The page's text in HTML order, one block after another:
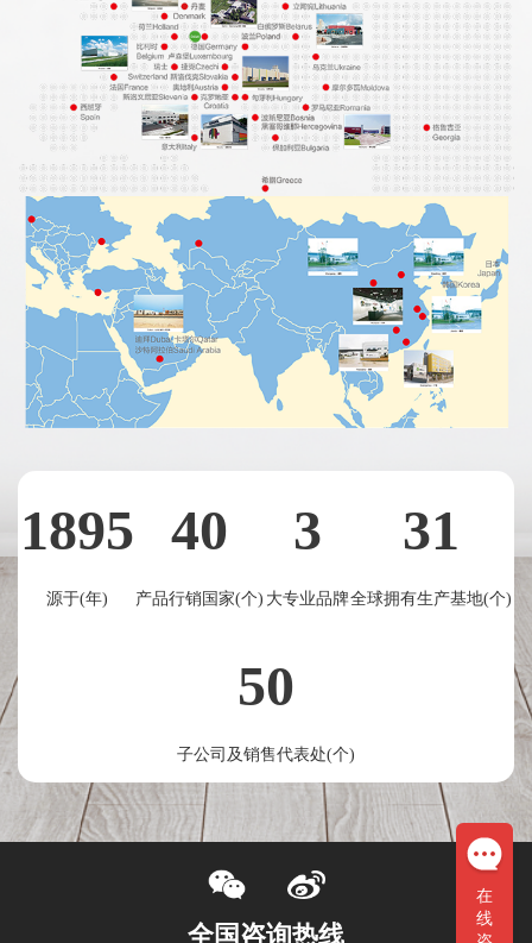
1895
源于(年)
40
产品行销国家(个)
3
大专业品牌
31
全球拥有生产基地(个)
50
子公司及销售代表处(个)
全国咨询热线
在
线